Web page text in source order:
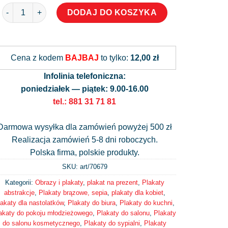
ilość Plakat przedstawiający kobietę
DODAJ DO KOSZYKA
Cena z kodem BAJBAJ to tylko: 12,00 zł
Infolinia telefoniczna:
poniedziałek — piątek: 9.00-16.00
tel.: 881 31 71 81
wysyłka dla zamówień powyżej 500 zł
Realizacja zamówień 5-8 dni roboczych.
Polska firma, polskie produkty.
SKU: art/70679
Kategorii: Obrazy i plakaty, plakat na prezent, Plakaty
abstrakcje, Plakaty brązowe, sepia, plakaty dla kobiet,
dla nastolatków, Plakaty do biura, Plakaty do kuchni
do pokoju młodzieżowego, Plakaty do salonu, Plakaty
do salonu kosmetycznego Plakaty do sypialni Plakaty